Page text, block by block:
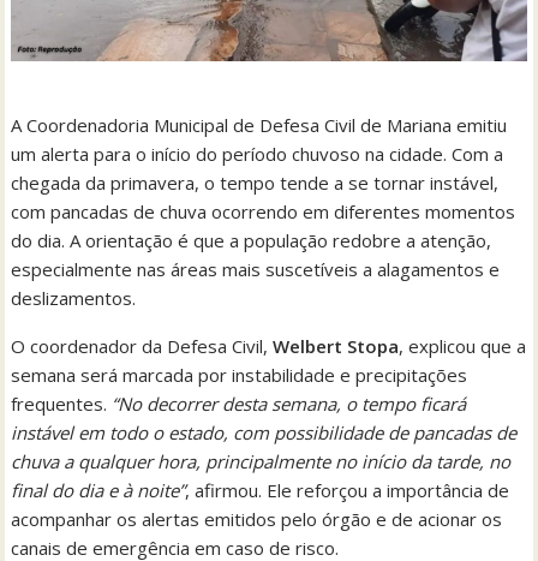
A Coordenadoria Municipal de Defesa Civil de Mariana emitiu
um alerta para o início do período chuvoso na cidade. Com a
chegada da primavera, o tempo tende a se tornar instável,
com pancadas de chuva ocorrendo em diferentes momentos
do dia. A orientação é que a população redobre a atenção,
especialmente nas áreas mais suscetíveis a alagamentos e
deslizamentos.
O coordenador da Defesa Civil,Welbert Stopa, explicou que a
semana será marcada por instabilidade e precipitações
frequentes. “No decorrer desta semana, o tempo ficará
instável em todo o estado, com possibilidade de pancadas de
chuva a qualquer hora, principalmente no início da tarde, no
final do dia e à noite”, afirmou. Ele reforçou a importância de
acompanhar os alertas emitidos pelo órgão e de acionar os
canais de emergência em caso de risco.